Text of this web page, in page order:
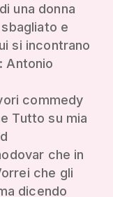
una donna
e
si incontrano
Antonio
commedy
Tutto su mia
che in
che gli
dicendo